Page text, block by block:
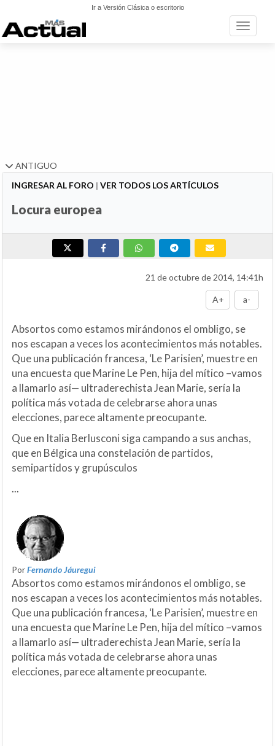
Ir a Versión Clásica o escritorio
Toggle
ANTIGUO
INGRESAR AL FORO | VER TODOS LOS ARTÍCULOS
Locura europea
21 de octubre de 2014, 14:41h
A+ a-
Absortos como estamos mirándonos el ombligo, se
nos escapan a veces los acontecimientos más notables.
Que una publicación francesa, ‘Le Parisien’, muestre en
una encuesta que Marine Le Pen, hija del mítico –vamos
a llamarlo así— ultraderechista Jean Marie, sería la
política más votada de celebrarse ahora unas
elecciones, parece altamente preocupante.
Que en Italia Berlusconi siga campando a sus anchas,
que en Bélgica una constelación de partidos,
semipartidos y grupúsculos
...
PorFernando Jáuregui
Absortos como estamos mirándonos el ombligo, se
nos escapan a veces los acontecimientos más notables.
Que una publicación francesa, ‘Le Parisien’, muestre en
una encuesta que Marine Le Pen, hija del mítico –vamos
a llamarlo así— ultraderechista Jean Marie, sería la
política más votada de celebrarse ahora unas
elecciones, parece altamente preocupante.